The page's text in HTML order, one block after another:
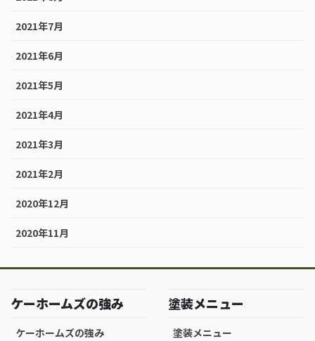
2021年7月
2021年6月
2021年5月
2021年4月
2021年3月
2021年2月
2020年12月
2020年11月
ケーホームズの強み
ケーホームズの強み
塗装メニュー
塗装メニュー